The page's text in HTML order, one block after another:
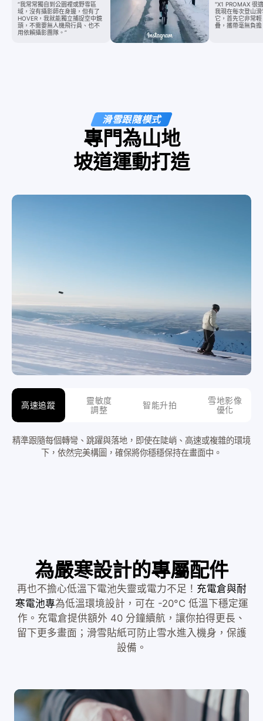
“我常常獨自到公園裡或野雪區
域，沒有攝影師在身邊，但有了
HOVER，我就能獨立捕捉空中鏡
頭，不需要無人機飛行員、也不
用依賴攝影團隊。”
"X1 PROMAX 很
我現在每次登山
它，首先它非常
疊，攜帶毫無負
滑雪跟隨模式
專門為山地
坡道運動打造
精準跟隨每個轉彎、跳躍與落地，即使在陡峭、高速或複雜的環境
下，依然完美構圖，確保將你穩穩保持在畫面中。
高速追蹤
靈敏度
調整
智能升拍
雪地影像
優化
為嚴寒設計的專屬配件
再也不擔心低溫下電池失靈或電力不足！ 充電倉與耐
寒電池專為低溫環境設計，可在 -20°C 低溫下穩定運
作。充電倉提供額外 40 分鐘續航，讓你拍得更長、
留下更多畫面；滑雪貼紙可防止雪水進入機身，保護
設備。